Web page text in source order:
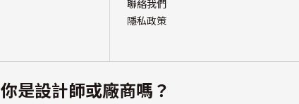
聯絡我們
隱私政策
你是設計師或廠商嗎？